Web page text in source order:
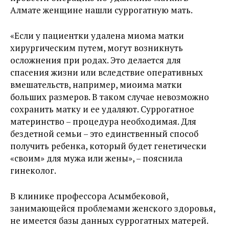
Алмате женщине нашли суррогатную мать.
«Если у пациентки удалена миома матки
хирургическим путем, могут возникнуть
осложнения при родах. Это делается для
спасения жизни или вследствие оперативных
вмешательств, например, миоима матки
больших размеров. В таком случае невозможно
сохранить матку и ее удаляют. Суррогатное
материнство – процедура необходимая. Для
бездетной семьи – это единственный способ
получить ребенка, который будет генетически
«своим» для мужа или жены», – пояснила
гинеколог.
В клинике профессора Асымбековой,
занимающейся проблемами женского здоровья,
не имеется базы данных суррогатных матерей.